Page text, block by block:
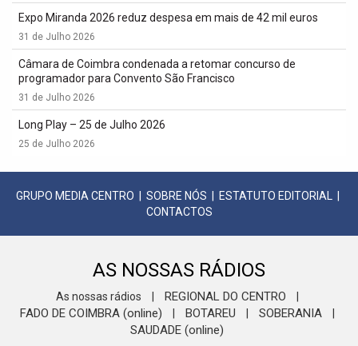
Expo Miranda 2026 reduz despesa em mais de 42 mil euros
31 de Julho 2026
Câmara de Coimbra condenada a retomar concurso de
programador para Convento São Francisco
31 de Julho 2026
Long Play – 25 de Julho 2026
25 de Julho 2026
GRUPO MEDIA CENTRO SOBRE NÓS ESTATUTO EDITORIAL
CONTACTOS
AS NOSSAS RÁDIOS
As nossas rádios REGIONAL DO CENTRO
FADO DE COIMBRA (online) BOTAREU SOBERANIA
SAUDADE (online)